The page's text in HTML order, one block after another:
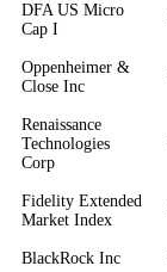
DFA US Micro
Cap I
Oppenheimer &
Close Inc
Renaissance
Technologies
Corp
Fidelity Extended
Market Index
BlackRock Inc